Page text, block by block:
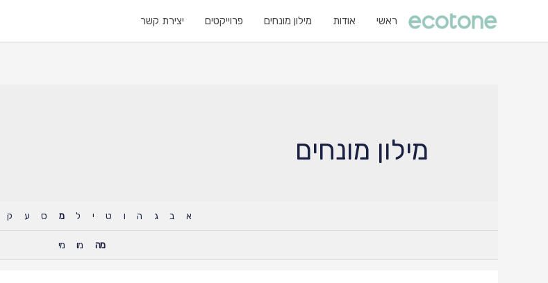
ראשי אודות מילון מונחים פרוייקטים יצירת קשר
מילון מונחים
א ב ג ה ו ט י ל מ ס ע ק
מה מו מי